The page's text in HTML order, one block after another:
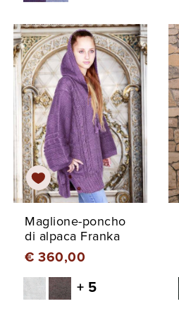
Maglione-poncho
di alpaca Franka
€ 360,00
+ 5